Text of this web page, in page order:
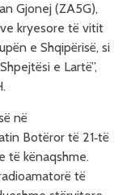
Gjonej (ZA5G),
kryesore të vitit
e Shqipërisë, si
e Lartë”,
në
Botëror të 21‑të
të kënaqshme.
të